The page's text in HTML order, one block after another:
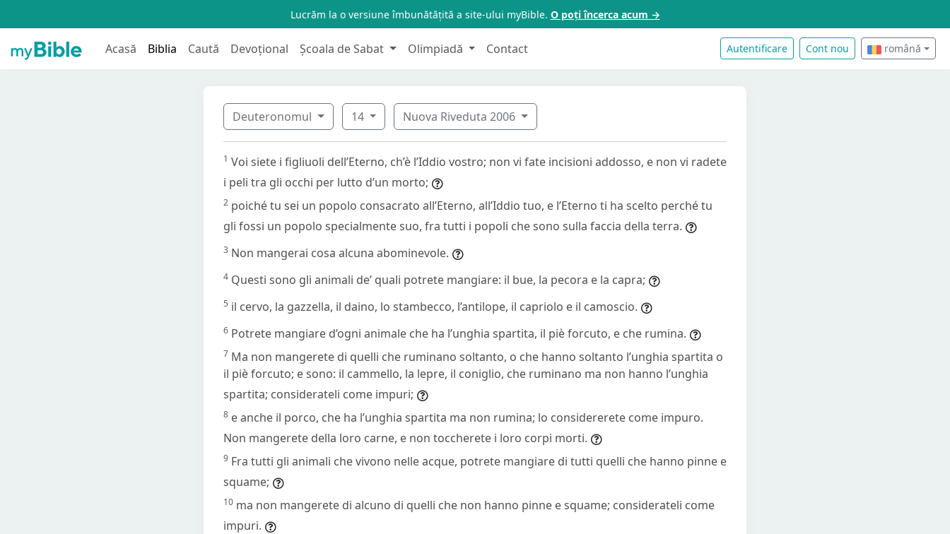
Lucrăm la o versiune îmbunătățită a site-ului myBible. O poți încerca acum →
Acasă Biblia Caută Devoțional Școala de Sabat Olimpiadă Contact Autentificare Cont nou română
Deuteronomul 14 Nuova Riveduta 2006
1 Voi siete i figliuoli dell’Eterno, ch’è l’Iddio vostro; non vi fate incisioni addosso, e non vi radete
i peli tra gli occhi per lutto d’un morto;
2 poiché tu sei un popolo consacrato all’Eterno, all’Iddio tuo, e l’Eterno ti ha scelto perché tu
gli fossi un popolo specialmente suo, fra tutti i popoli che sono sulla faccia della terra.
3 Non mangerai cosa alcuna abominevole.
4 Questi sono gli animali de’ quali potrete mangiare: il bue, la pecora e la capra;
5 il cervo, la gazzella, il daino, lo stambecco, l’antilope, il capriolo e il camoscio.
6 Potrete mangiare d’ogni animale che ha l’unghia spartita, il piè forcuto, e che rumina.
7 Ma non mangerete di quelli che ruminano soltanto, o che hanno soltanto l’unghia spartita o
il piè forcuto; e sono: il cammello, la lepre, il coniglio, che ruminano ma non hanno l’unghia
spartita; considerateli come impuri;
8 e anche il porco, che ha l’unghia spartita ma non rumina; lo considererete come impuro.
Non mangerete della loro carne, e non toccherete i loro corpi morti.
9 Fra tutti gli animali che vivono nelle acque, potrete mangiare di tutti quelli che hanno pinne e
squame;
10 ma non mangerete di alcuno di quelli che non hanno pinne e squame; considerateli come
impuri.